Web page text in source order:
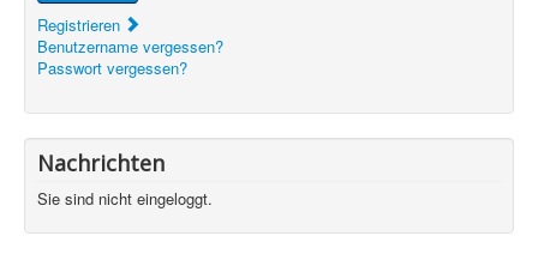
Registrieren
Benutzername vergessen?
Passwort vergessen?
Nachrichten
Sie sind nicht eingeloggt.